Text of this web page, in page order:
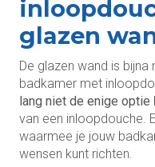
glazen
De glazen wand is
badkamer met
lang niet de enige optie
van een inloopdouche.
waarmee je jouw
wensen kunt richten.